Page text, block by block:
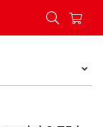
Especial 0,75 l -